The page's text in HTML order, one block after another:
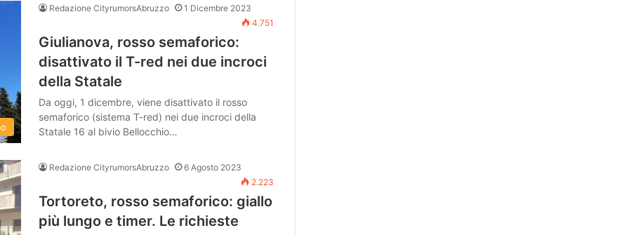
Redazione CityrumorsAbruzzo
1 Dicembre 2023
4.751
Giulianova, rosso semaforico:
disattivato il T-red nei due incroci
della Statale
Da oggi, 1 dicembre, viene disattivato il rosso
semaforico (sistema T-red) nei due incroci della
Statale 16 al bivio Bellocchio…
Redazione CityrumorsAbruzzo
6 Agosto 2023
2.223
Tortoreto, rosso semaforico: giallo
più lungo e timer. Le richieste